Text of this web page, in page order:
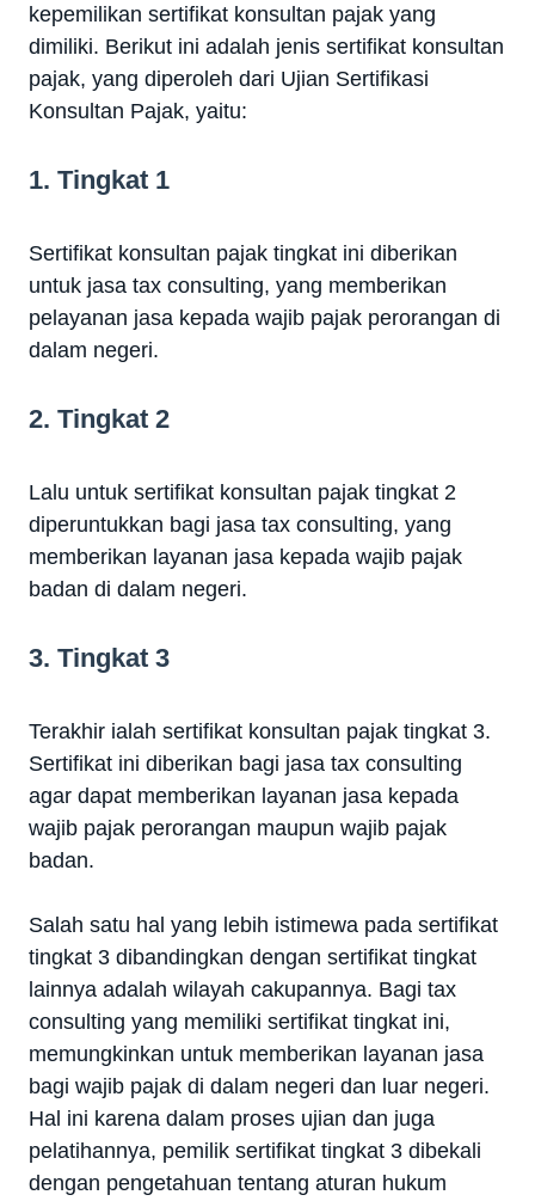
kepemilikan sertifikat konsultan pajak yang
dimiliki. Berikut ini adalah jenis sertifikat konsultan
pajak, yang diperoleh dari Ujian Sertifikasi
Konsultan Pajak, yaitu:
1. Tingkat 1
Sertifikat konsultan pajak tingkat ini diberikan
untuk jasa tax consulting, yang memberikan
pelayanan jasa kepada wajib pajak perorangan di
dalam negeri.
2. Tingkat 2
Lalu untuk sertifikat konsultan pajak tingkat 2
diperuntukkan bagi jasa tax consulting, yang
memberikan layanan jasa kepada wajib pajak
badan di dalam negeri.
3. Tingkat 3
Terakhir ialah sertifikat konsultan pajak tingkat 3.
Sertifikat ini diberikan bagi jasa tax consulting
agar dapat memberikan layanan jasa kepada
wajib pajak perorangan maupun wajib pajak
badan.
Salah satu hal yang lebih istimewa pada sertifikat
tingkat 3 dibandingkan dengan sertifikat tingkat
lainnya adalah wilayah cakupannya. Bagi tax
consulting yang memiliki sertifikat tingkat ini,
memungkinkan untuk memberikan layanan jasa
bagi wajib pajak di dalam negeri dan luar negeri.
Hal ini karena dalam proses ujian dan juga
pelatihannya, pemilik sertifikat tingkat 3 dibekali
dengan pengetahuan tentang aturan hukum